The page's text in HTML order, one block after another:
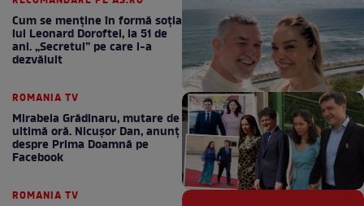
Cum se menţine în formă soţia
lui Leonard Doroftei, la 51 de
ani. „Secretul” pe care l-a
dezvăluit
ROMANIA TV
Mirabela Grădinaru, mutare de
ultimă oră. Nicuşor Dan, anunţ
despre Prima Doamnă pe
Facebook
ROMANIA TV